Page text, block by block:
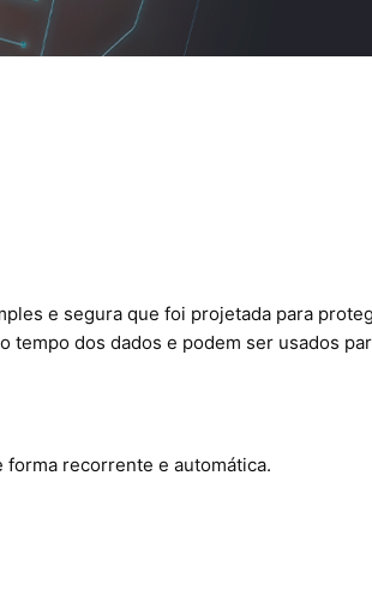
e segura que foi projetada para
tempo dos dados e podem ser usados
recorrente e automática.